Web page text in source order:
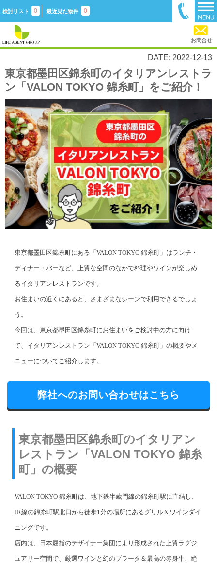
検討リスト 0 最近見た物件 0
お問合せ
DATE: 2022-12-13
東京都墨田区錦糸町のイタリアンレストラ
ン「VALON TOKYO 錦糸町」をご紹介！
東京都墨田区錦糸町にある「VALON TOKYO 錦糸町」はランチ・
ディナー・バーなど、上質な空間のなかで料理やワインが楽しめ
るイタリアンレストランです。
お住まいの近くにあると、さまざまなシーンで利用できるでしょ
う。
今回は、東京都墨田区錦糸町にお住まいをご検討中の方に向け
て、イタリアンレストラン「VALON TOKYO 錦糸町」の概要やメ
ニューについてご紹介します。
弊社へのお問い合わせはこちら
東京都墨田区錦糸町のイタリアン
レストラン「VALON TOKYO 錦糸
町」の概要
VALON TOKYO 錦糸町は、地下鉄半蔵門線の錦糸町駅に直結し、
JR線の錦糸町駅北口から徒歩1分の場所にあるグリル＆ワインダイ
ニングです。
店内は、日本屈指のデザイナー集団により形成された上質ラグジ
ュアリー空間で、厳選ワインと幻のブラータ＆最高の赤身牛、絶